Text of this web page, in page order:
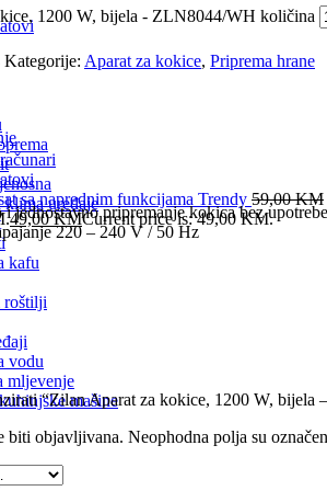
klima uređaje
kafu
roštilji
vodu
mljevenje
mašine
sa naprednim funkcijama Trendy 59,00KM
49,00KMCurrent price is: 49,00 KM.
1200 W, bijela - ZLN8044/WH količina
Kategorije: Aparat za kokice, Priprema hrane
jednostavno pripremanje kokica bez
220 – 240 V / 50 Hz
“Zilan Aparat za kokice, 1200 W, bijela
biti objavljivana. Neophodna polja su